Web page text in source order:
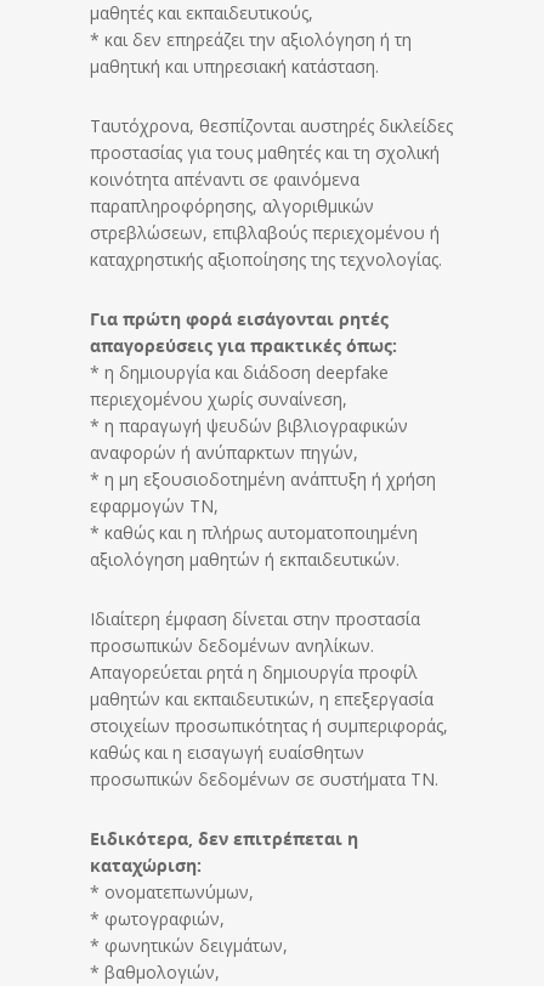
μαθητές και εκπαιδευτικούς,
* και δεν επηρεάζει την αξιολόγηση ή τη
μαθητική και υπηρεσιακή κατάσταση.
Ταυτόχρονα, θεσπίζονται αυστηρές δικλείδες
προστασίας για τους μαθητές και τη σχολική
κοινότητα απέναντι σε φαινόμενα
παραπληροφόρησης, αλγοριθμικών
στρεβλώσεων, επιβλαβούς περιεχομένου ή
καταχρηστικής αξιοποίησης της τεχνολογίας.
Για πρώτη φορά εισάγονται ρητές
απαγορεύσεις για πρακτικές όπως:
* η δημιουργία και διάδοση deepfake
περιεχομένου χωρίς συναίνεση,
* η παραγωγή ψευδών βιβλιογραφικών
αναφορών ή ανύπαρκτων πηγών,
* η μη εξουσιοδοτημένη ανάπτυξη ή χρήση
εφαρμογών ΤΝ,
* καθώς και η πλήρως αυτοματοποιημένη
αξιολόγηση μαθητών ή εκπαιδευτικών.
Ιδιαίτερη έμφαση δίνεται στην προστασία
προσωπικών δεδομένων ανηλίκων.
Απαγορεύεται ρητά η δημιουργία προφίλ
μαθητών και εκπαιδευτικών, η επεξεργασία
στοιχείων προσωπικότητας ή συμπεριφοράς,
καθώς και η εισαγωγή ευαίσθητων
προσωπικών δεδομένων σε συστήματα ΤΝ.
Ειδικότερα, δεν επιτρέπεται η
καταχώριση:
* ονοματεπωνύμων,
* φωτογραφιών,
* φωνητικών δειγμάτων,
* βαθμολογιών,